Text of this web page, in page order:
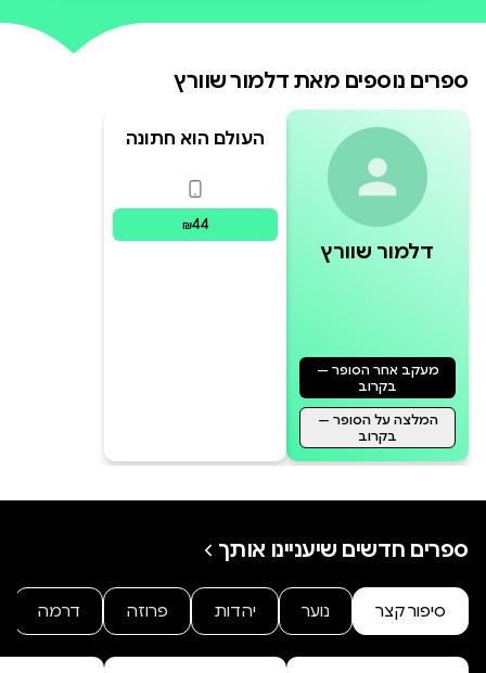
מטעמו – כל פרטי מעשיהם ביום הזה
וזה הרגע שבו קם דלמור ממקומו
באולם וצועק:
ספרים נוספים מאת דלמור שוורץ
דלמור שוורץ
מעקב אחר הסופר —
בקרוב
המלצה על הסופר —
בקרוב
העולם הוא חתונה
פורמטים זמינים
₪44
ספרים חדשים שיעניינו אותך
סיפור קצר נוער יהדות פרוזה דרמה